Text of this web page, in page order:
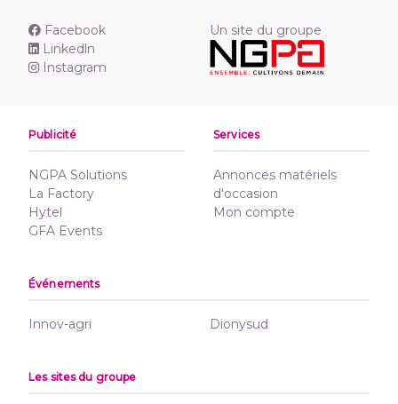
Facebook
Linkedln
Instagram
Un site du groupe
Publicité
NGPA Solutions
La Factory
Hytel
GFA Events
Services
Annonces matériels
d'occasion
Mon compte
Événements
Innov-agri Dionysud
Les sites du groupe